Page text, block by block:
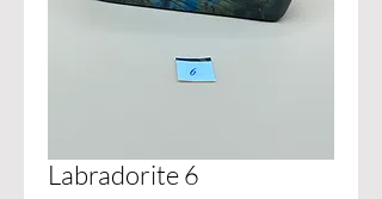
Labradorite 6